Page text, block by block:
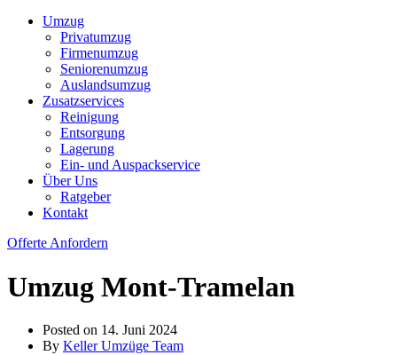
Umzug
Privatumzug
Firmenumzug
Seniorenumzug
Auslandsumzug
Zusatzservices
Reinigung
Entsorgung
Lagerung
Ein- und Auspackservice
Über Uns
Ratgeber
Kontakt
Offerte Anfordern
Umzug Mont-Tramelan
Posted on 14. Juni 2024
By Keller Umzüge Team